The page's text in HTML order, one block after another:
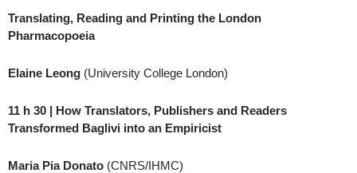
Translating, Reading and Printing the London
Pharmacopoeia
Elaine Leong (University College London)
11 h 30 | How Translators, Publishers and Readers
Transformed Baglivi into an Empiricist
Maria Pia Donato (CNRS/IHMC)